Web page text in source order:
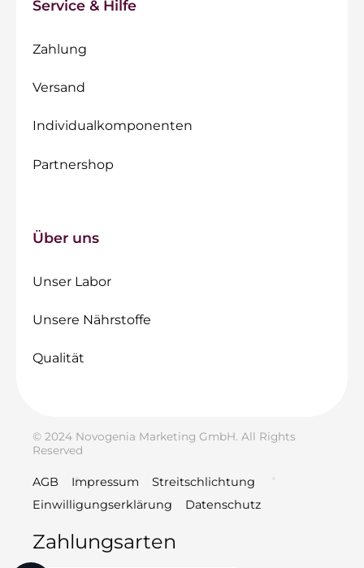
Service & Hilfe
Zahlung
Versand
Individualkomponenten
Partnershop
Über uns
Unser Labor
Unsere Nährstoffe
Qualität
© 2024 Novogenia Marketing GmbH. All Rights
Reserved
AGB Impressum
Streitschlichtung
Einwilligungserklärung
Datenschutz
Zahlungsarten